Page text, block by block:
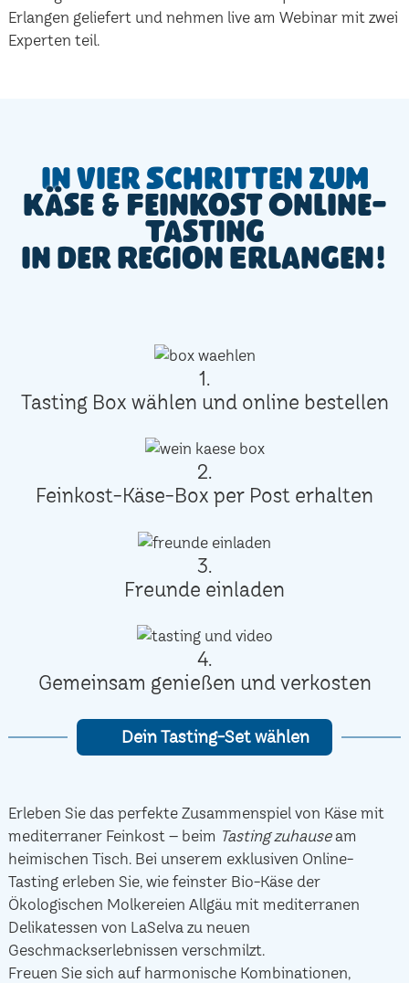
Erlangen geliefert und nehmen live am Webinar mit zwei
Experten teil.
In vier Schritten zum
Käse & Feinkost Online-
Tasting
in der Region Erlangen!
1.
Tasting Box wählen und online bestellen
2.
Feinkost-Käse-Box per Post erhalten
3.
Freunde einladen
4.
Gemeinsam genießen und verkosten
Dein Tasting-Set wählen
Erleben Sie das perfekte Zusammenspiel von Käse mit
mediterraner Feinkost – beim Tasting zuhauseam
heimischen Tisch. Bei unserem exklusiven Online-
Tasting erleben Sie, wie feinster Bio-Käse der
Ökologischen Molkereien Allgäu mit mediterranen
Delikatessen von LaSelva zu neuen
Geschmackserlebnissen verschmilzt.
Freuen Sie sich auf harmonische Kombinationen,